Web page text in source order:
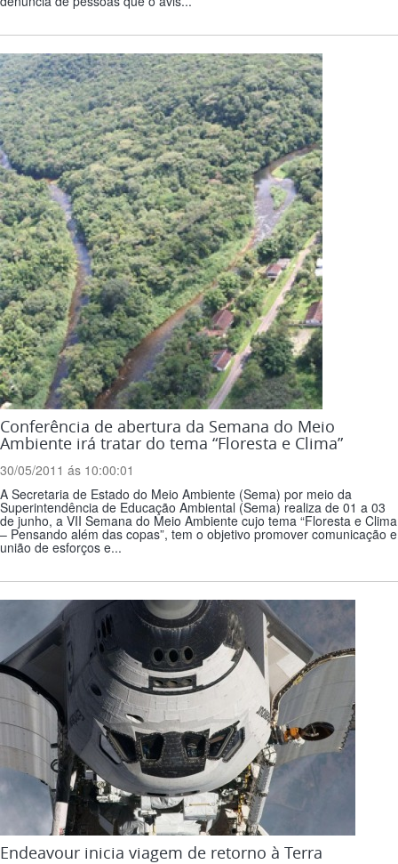
Conferência de abertura da Semana do Meio
Ambiente irá tratar do tema “Floresta e Clima”
30/05/2011 ás 10:00:01
A Secretaria de Estado do Meio Ambiente (Sema) por meio da
Superintendência de Educação Ambiental (Sema) realiza de 01 a 03
de junho, a VII Semana do Meio Ambiente cujo tema “Floresta e Clima
– Pensando além das copas”, tem o objetivo promover comunicação e
união de esforços e...
Endeavour inicia viagem de retorno à Terra